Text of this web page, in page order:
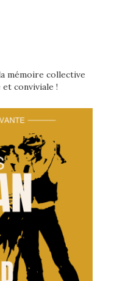
mémoire collective
conviviale !